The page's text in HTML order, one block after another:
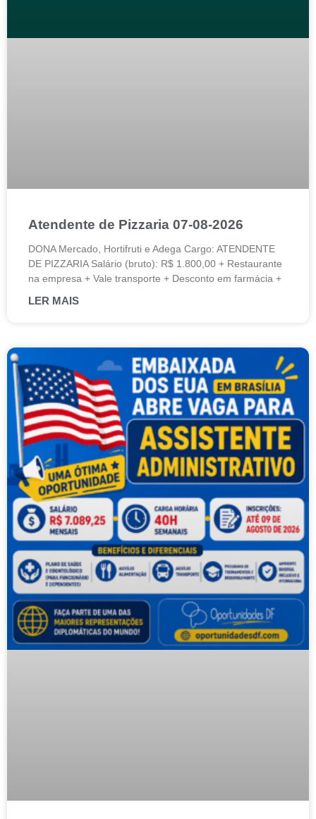
Atendente de Pizzaria 07-08-2026
DONA Mercado, Hortifruti e Adega Cargo: ATENDENTE
DE PIZZARIA Salário (bruto): R$ 1.800,00 + Restaurante
na empresa + Vale transporte + Desconto em farmácia +
LER MAIS